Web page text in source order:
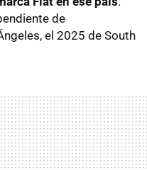
de
el 2025 de South